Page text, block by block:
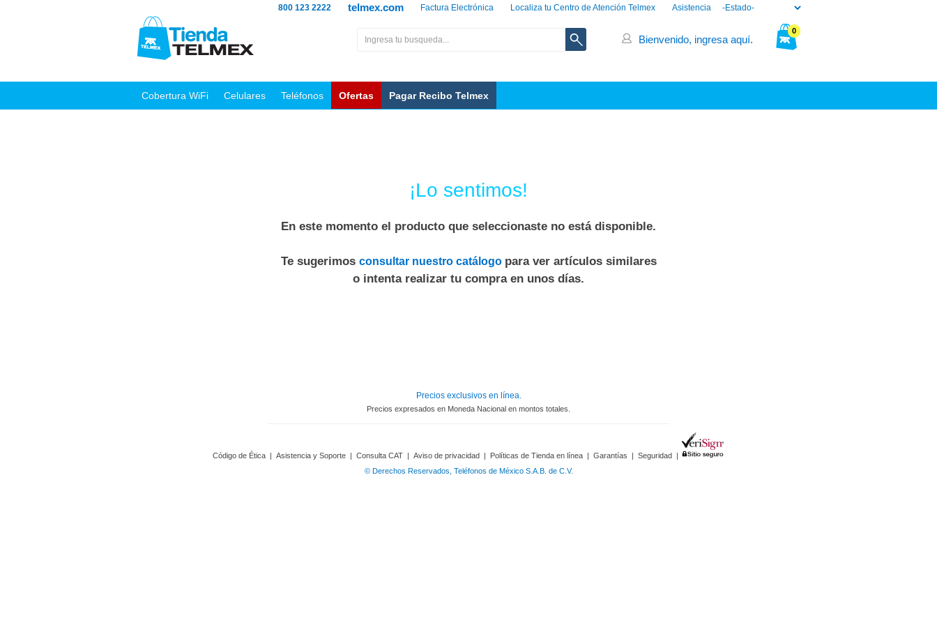
Asistencia
Localiza tu Centro de Atención Telmex
Factura Electrónica
telmex.com
800 123 2222
0
Bienvenido, ingresa aquí.
Cobertura WiFi Celulares Teléfonos Ofertas Pagar Recibo Telmex
¡Lo sentimos!
En este momento el producto que seleccionaste no está disponible.
Te sugerimos consultar nuestro catálogo para ver artículos similares
o intenta realizar tu compra en unos días.
Precios exclusivos en línea.
Precios expresados en Moneda Nacional en montos totales.
Código de Ética | Asistencia y Soporte | Consulta CAT | Aviso de privacidad | Políticas de Tienda en línea | Garantías | Seguridad |
© Derechos Reservados, Teléfonos de México S.A.B. de C.V.